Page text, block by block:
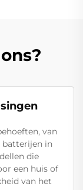
van
batterijen in
die
een huis of
van het